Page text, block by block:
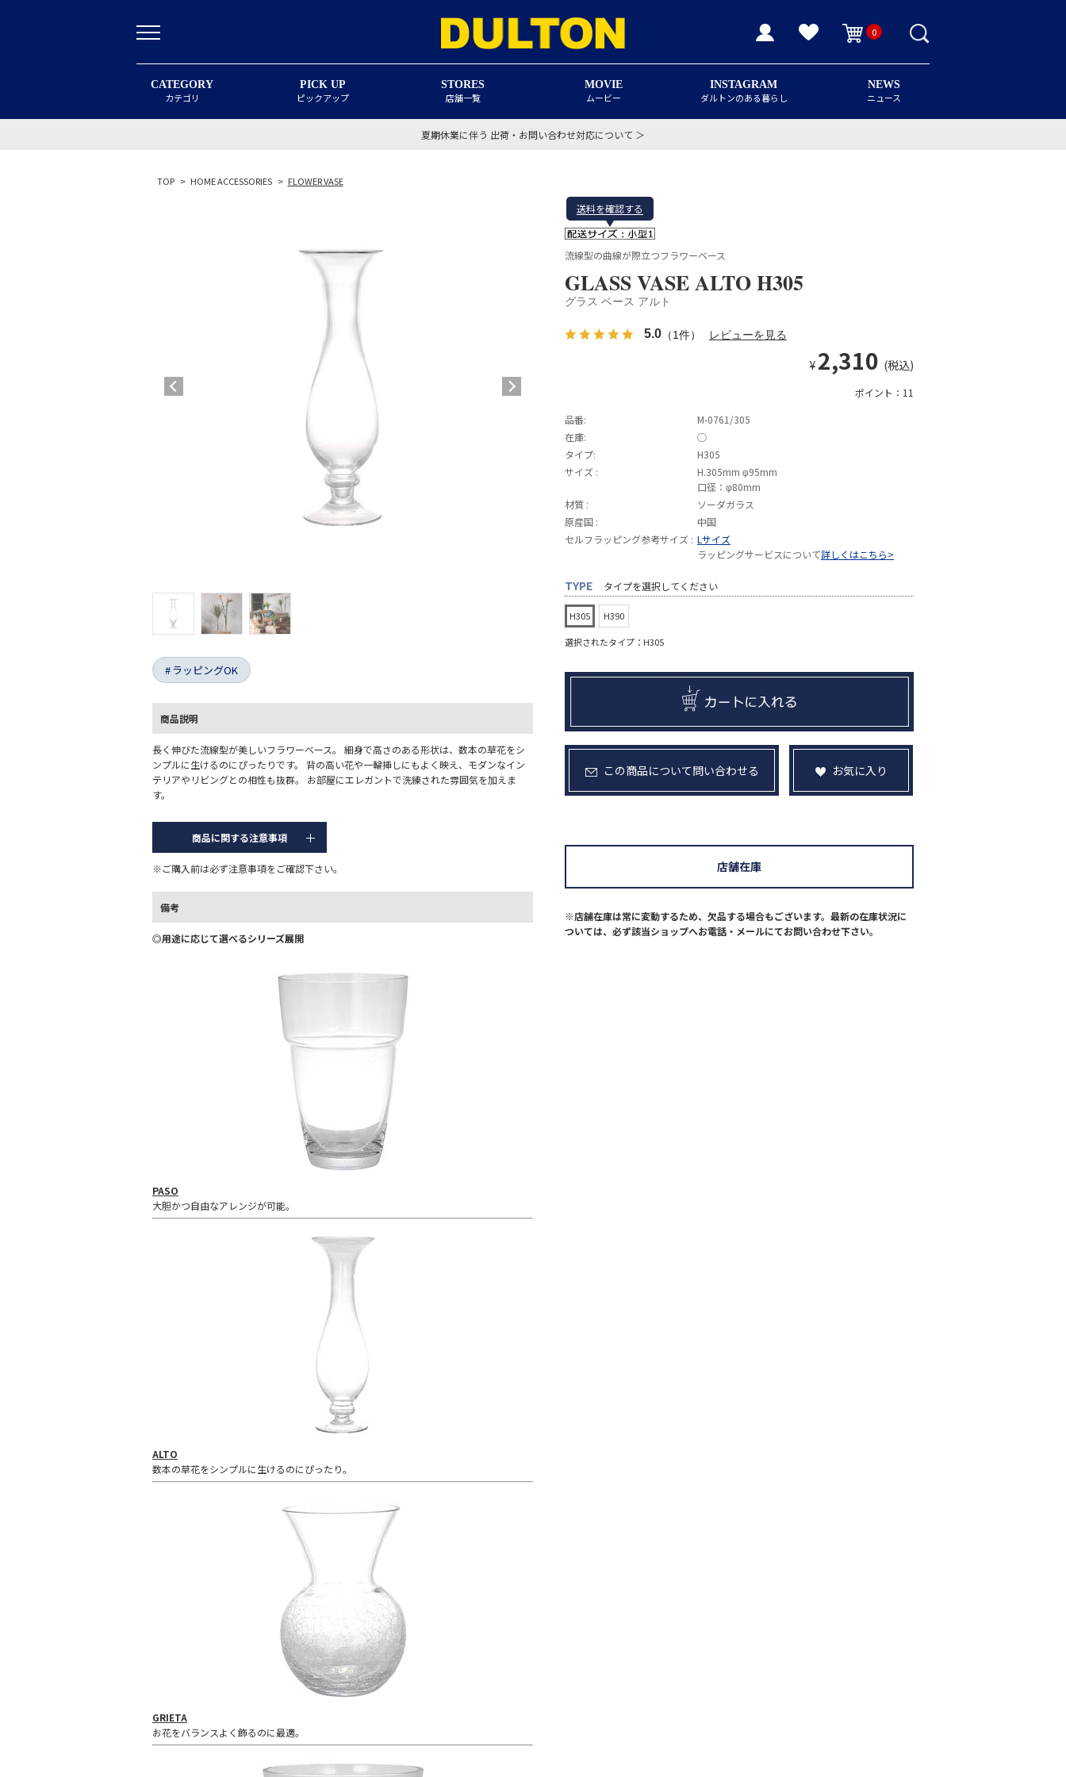
0
CATEGORY
カテゴリ
PICK UP
ピックアップ
STORES
店舗一覧
MOVIE
ムービー
INSTAGRAM
ダルトンのある暮らし
NEWS
ニュース
夏期休業に伴う 出荷・お問い合わせ対応について ＞
TOP > HOME ACCESSORIES > FLOWER VASE
ラッピングOK
商品説明
長く伸びた流線型が美しいフラワーベース。 細身で高さのある形状は、数本の草花をシ
ンプルに生けるのにぴったりです。 背の高い花や一輪挿しにもよく映え、モダンなイン
テリアやリビングとの相性も抜群。 お部屋にエレガントで洗練された雰囲気を加えま
す。
商品に関する注意事項
※ご購入前は必ず注意事項をご確認下さい。
備考
◎用途に応じて選べるシリーズ展開
PASO
大胆かつ自由なアレンジが可能。
ALTO
数本の草花をシンプルに生けるのにぴったり。
GRIETA
お花をバランスよく飾るのに最適。
送料を確認する
流線型の曲線が際立つフラワーベース
GLASS VASE ALTO H305
グラス ベース アルト
5.0 （1件） レビューを見る
¥ 2,310 (税込)
ポイント：11
品番:
M-0761/305
在庫:
◯
タイプ:
H305
サイズ :
H.305mm φ95mm
口径：φ80mm
材質 :
ソーダガラス
原産国 :
中国
セルフラッピング参考サイズ : Lサイズ
ラッピングサービスについて詳しくはこちら>
TYPE タイプを選択してください
H305 H390
選択されたタイプ：H305
この商品について問い合わせる お気に入り
※店舗在庫は常に変動するため、欠品する場合もございます。最新の在庫状況に
ついては、必ず該当ショップへお電話・メールにてお問い合わせ下さい。
店舗在庫